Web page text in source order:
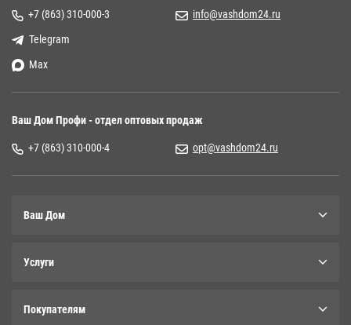
+7 (863) 310-000-3
info@vashdom24.ru
Telegram
Max
Ваш Дом Профи - отдел оптовых продаж
+7 (863) 310-000-4 opt@vashdom24.ru
Ваш Дом
Услуги
Покупателям